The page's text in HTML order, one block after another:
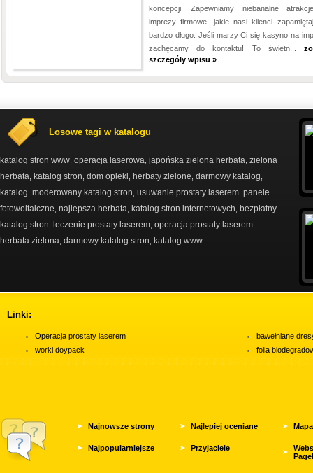
koncepcji. Zapewniamy niebanalne
imprezy firmowe, jakie nasi klienci
bardzo długo. Jeśli marzy Ci się kasyno na
zachęcamy do kontaktu! To świetn...
szczegóły wpisu »
Losowe tagi w katalogu
katalog stron www operacja laserowa japońska zielona herbata zielona
herbata katalog stron dom opieki herbaty zielone darmowy katalog
katalog moderowany katalog stron usuwanie prostaty laserem panele
fotowoltaiczne najlepsza herbata katalog stron internetowych bezpłatny
katalog stron
leczenie prostaty laserem operacja prostaty laserem
herbata zielona darmowy katalog stron katalog www
Linki:
Operacja prostaty laserem
worki doypack
bawełniane
folia
Najnowsze strony Najlepiej oceniane
Najpopularniejsze Przyjaciele